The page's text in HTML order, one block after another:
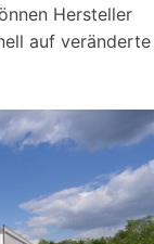
Hersteller
auf veränderte